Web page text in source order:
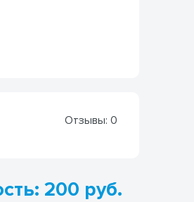
Отзывы: 0
200 руб.